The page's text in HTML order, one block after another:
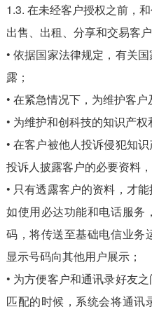
1.3. 在未经客户授权之前，
出售、出租、分享和交易客
• 依据国家法律规定，有关
露；
• 在紧急情况下，为维护客户
• 为维护和创科技的知识产
• 在客户被他人投诉侵犯知
投诉人披露客户的必要资料
• 只有透露客户的资料，才
如使用必达功能和电话服务
码，将传送至基础电信业务
显示号码向其他用户展示；
• 为方便客户和通讯录好友
匹配的时候，系统会将通讯